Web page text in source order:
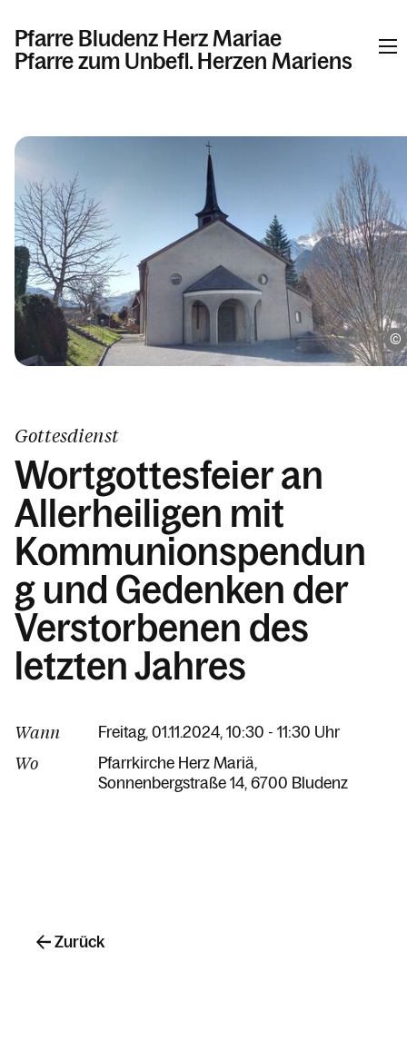
Pfarre Bludenz Herz Mariae
Pfarre zum Unbefl. Herzen Mariens
Kalender
Personen
Kontakt
Gottesdienst
Wortgottesfeier an
Allerheiligen mit
Kommunionspendun
g und Gedenken der
Verstorbenen des
letzten Jahres
Wann Freitag, 01.11.2024, 10:30 - 11:30 Uhr
Wo
Pfarrkirche Herz Mariä
Sonnenbergstraße 14 6700 Bludenz
Zurück